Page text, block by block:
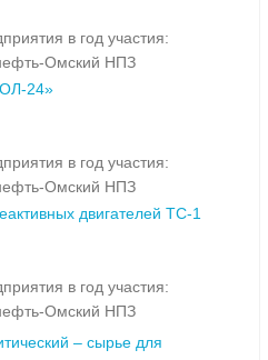
в год участия:
Омский НПЗ
24»
в год участия:
Омский НПЗ
двигателей ТС-1
в год участия:
Омский НПЗ
– сырье для